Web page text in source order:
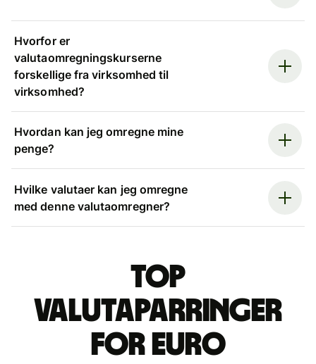
Hvorfor er
valutaomregningskurserne
forskellige fra virksomhed til
virksomhed?
Hvordan kan jeg omregne mine
penge?
Hvilke valutaer kan jeg omregne
med denne valutaomregner?
Top
valutaparringer
for euro